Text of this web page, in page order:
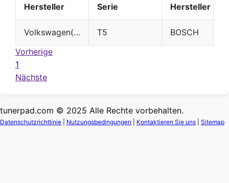
Hersteller Serie Hersteller
Volkswagen(VW) T5
BOSCH
Vorherige
1
Nächste
tunerpad.com © 2025 Alle Rechte vorbehalten.
Datenschutzrichtlinie Nutzungsbedingungen Kontaktieren Sie uns Sitemap